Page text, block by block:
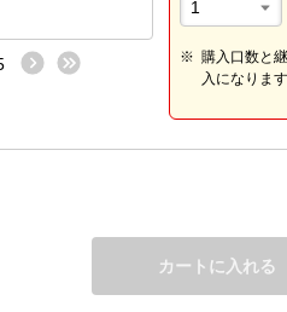
次へ最後へ
購入口数と
入になります
カートに入れる